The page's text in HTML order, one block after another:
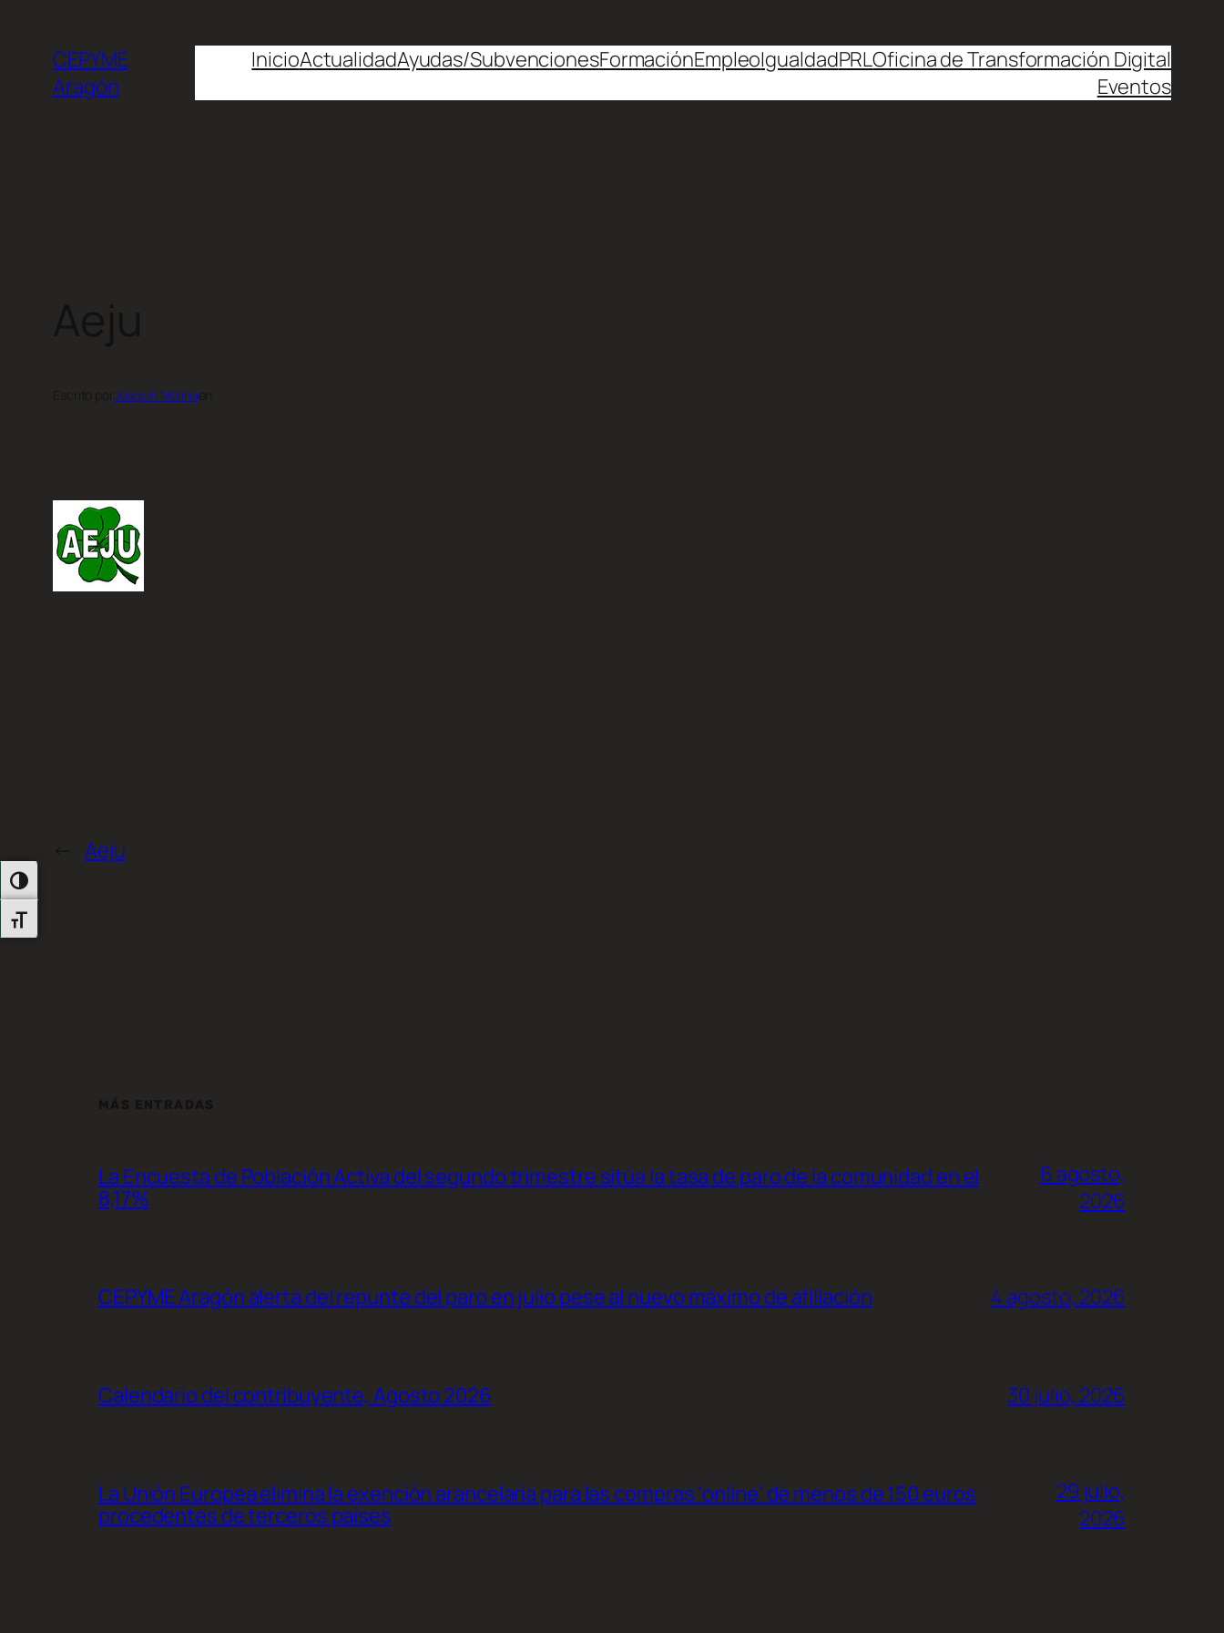
Alternar Alto Contraste
Alternar Tamaño De Letra
CEPYME
Aragón
InicioActualidadAyudas/SubvencionesFormaciónEmpleoIgualdadPRLOficina de Transformación Digital
Eventos
Joaquín Molina
Aeju
La Encuesta de Población Activa del segundo trimestre sitúa la tasa de paro de la comunidad en el
8,17%
6 agosto,
2026
CEPYME Aragón alerta del repunte del paro en julio pese al nuevo máximo de afiliación 4 agosto, 2026
Calendario del contribuyente, Agosto 2026 30 julio, 2026
La Unión Europea elimina la exención arancelaria para las compras ‘online’ de menos de 150 euros
procedentes de terceros países
29 julio,
2026